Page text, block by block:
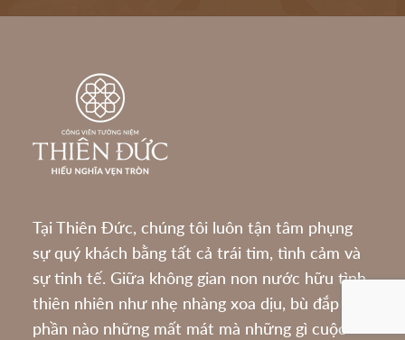
Tại Thiên Đức, chúng tôi luôn tận tâm phụng
sự quý khách bằng tất cả trái tim, tình cảm và
sự tinh tế. Giữa không gian non nước hữu tình,
thiên nhiên như nhẹ nhàng xoa dịu, bù đắp
phần nào những mất mát mà những gì cuộc